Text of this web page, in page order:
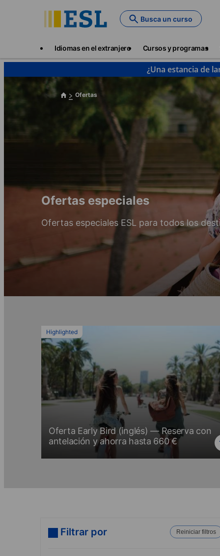
Busca un curso
Idiomas en el extranjero Cursos y programas
¿Una estancia de
Ofertas
Ofertas especiales
Ofertas especiales ESL para todos los
Highlighted
Oferta Early Bird (inglés) — Reserva con
antelación y ahorra hasta 660 €
Filtrar por Reiniciar filtros